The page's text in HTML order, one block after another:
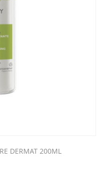
DERMAT 200ML